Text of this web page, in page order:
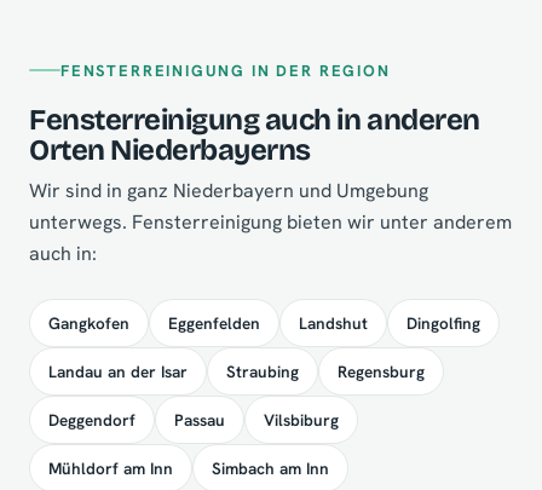
FENSTERREINIGUNG IN DER REGION
Fensterreinigung auch in anderen
Orten Niederbayerns
Wir sind in ganz Niederbayern und Umgebung
unterwegs. Fensterreinigung bieten wir unter anderem
auch in:
Gangkofen Eggenfelden Landshut Dingolfing
Landau an der Isar Straubing Regensburg
Deggendorf Passau Vilsbiburg
Mühldorf am Inn Simbach am Inn